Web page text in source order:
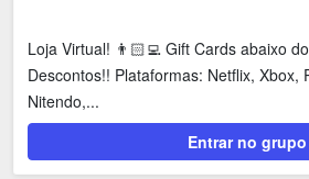
Loja Virtual! 👨🏻‍💻 Gift Cards abaixo
Descontos!! Plataformas: Netflix, Xbox,
Nitendo,...
Entrar no grupo